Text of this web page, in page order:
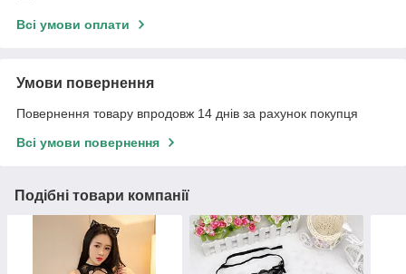
Всі умови оплати
Умови повернення
Повернення товару впродовж 14 днів за рахунок покупця
Всі умови повернення
Подібні товари компанії